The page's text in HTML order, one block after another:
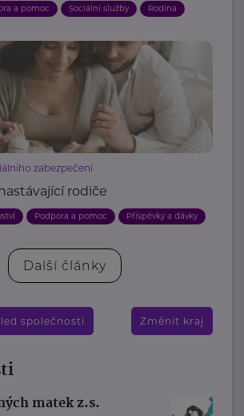
a pomoc Sociální služby Rodina
zabezpečení
rodiče
Podpora a pomoc Příspěvky a dávky
Další články
společností Změnit kraj
matek z.s.